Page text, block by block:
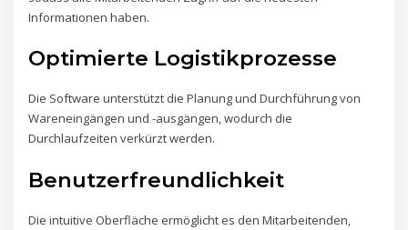
Informationen haben.
Optimierte Logistikprozesse
Die Software unterstützt die Planung und Durchführung von
Wareneingängen und -ausgängen, wodurch die
Durchlaufzeiten verkürzt werden.
Benutzerfreundlichkeit
Die intuitive Oberfläche ermöglicht es den Mitarbeitenden,